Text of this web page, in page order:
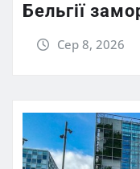
Бельгії
Сер 8, 2026